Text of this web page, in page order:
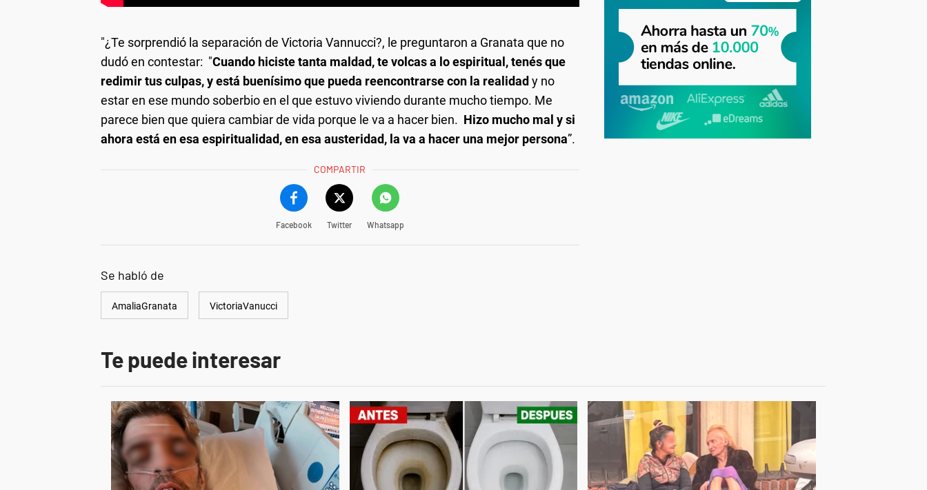
"¿Te sorprendió la separación de Victoria Vannucci?, le preguntaron a Granata que no
dudó en contestar: "Cuando hiciste tanta maldad, te volcas a lo espiritual, tenés que
redimir tus culpas, y está buenísimo que pueda reencontrarse con la realidady no
estar en ese mundo soberbio en el que estuvo viviendo durante mucho tiempo. Me
parece bien que quiera cambiar de vida porque le va a hacer bien. Hizo mucho mal y si
ahora está en esa espiritualidad, en esa austeridad, la va a hacer una mejor persona”.
COMPARTIR
Facebook Twitter Whatsapp
Se habló de
AmaliaGranata VictoriaVanucci
Te puede interesar